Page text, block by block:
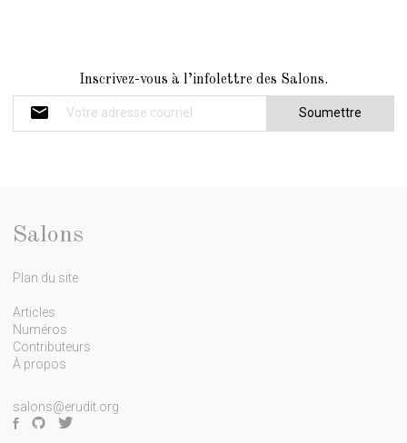
Inscrivez-vous à l’infolettre des Salons.
Salons
Plan du site
Articles
Numéros
Contributeurs
À propos
salons@erudit.org